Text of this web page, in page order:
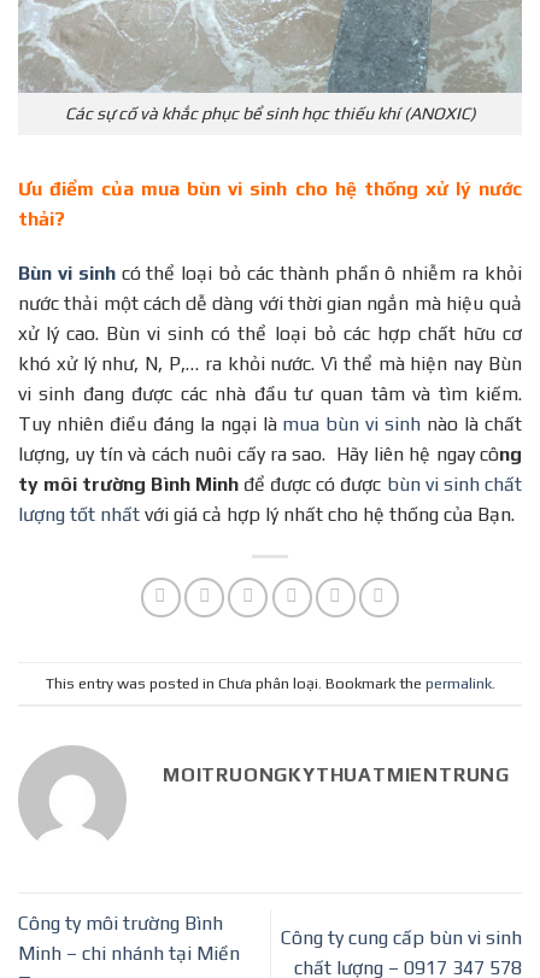
Các sự cố và khắc phục bể sinh học thiếu khí (ANOXIC)
Ưu điểm của mua bùn vi sinh cho hệ thống xử lý nước
thải?
Bùn vi sinh có thể loại bỏ các thành phần ô nhiễm ra khỏi
nước thải một cách dễ dàng với thời gian ngắn mà hiệu quả
xử lý cao. Bùn vi sinh có thể loại bỏ các hợp chất hữu cơ
khó xử lý như, N, P,… ra khỏi nước. Vì thể mà hiện nay Bùn
vi sinh đang được các nhà đầu tư quan tâm và tìm kiếm.
Tuy nhiên điều đáng la ngại là mua bùn vi sinh nào là chất
lượng, uy tín và cách nuôi cấy ra sao. Hãy liên hệ ngay công
ty môi trường Bình Minhđể được có được bùn vi sinh chất
lượng tốt nhất với giá cả hợp lý nhất cho hệ thống của Bạn.
This entry was posted in Chưa phân loại. Bookmark the permalink.
MOITRUONGKYTHUATMIENTRUNG
Công ty môi trường Bình
Minh – chi nhánh tại Miền
Công ty cung cấp bùn vi sinh
chất lượng – 0917 347 578